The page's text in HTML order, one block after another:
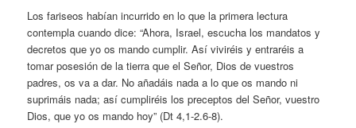
Los fariseos habían incurrido en lo que la primera lectura
contempla cuando dice: “Ahora, Israel, escucha los mandatos y
decretos que yo os mando cumplir. Así viviréis y entraréis a
tomar posesión de la tierra que el Señor, Dios de vuestros
padres, os va a dar. No añadáis nada a lo que os mando ni
suprimáis nada; así cumpliréis los preceptos del Señor, vuestro
Dios, que yo os mando hoy” (Dt 4,1-2.6-8).